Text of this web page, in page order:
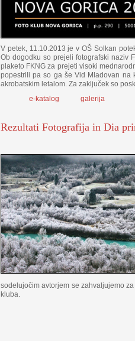
V petek, 11.10.2013 je v OŠ Solkan
Ob dogodku so prejeli fotografski naziv
plaketo FKNG za prejeti visoki
popestrili pa so ga še Vid Mladovan na
akrobatskim letalom. Za zaključek so
e-katalog
galerija
Rezultati Fotografija in Dia
sodelujočim avtorjem se zahvaljujemo
kluba.